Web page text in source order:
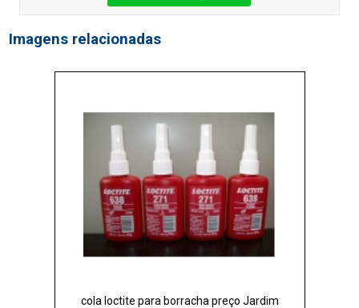
Imagens relacionadas
cola loctite para borracha preço Jardim